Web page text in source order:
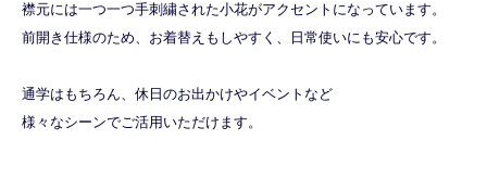
襟元には一つ一つ手刺繍された小花がアクセントになっています。
前開き仕様のため、お着替えもしやすく、日常使いにも安心です。
通学はもちろん、休日のお出かけやイベントなど
様々なシーンでご活用いただけます。